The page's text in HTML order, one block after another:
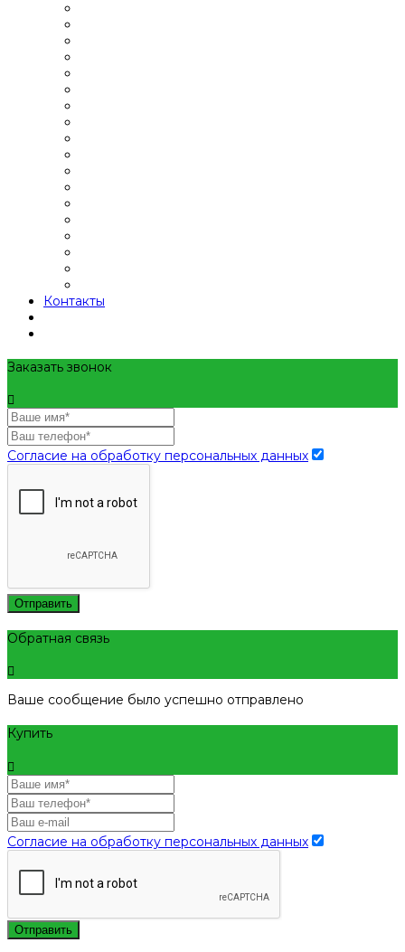
Контакты
Заказать звонок
Согласие на обработку персональных данных
Отправить
Обратная связь
Ваше сообщение было успешно отправлено
Купить
Согласие на обработку персональных данных
Отправить